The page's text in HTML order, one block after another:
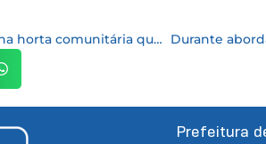
CREAS Caucaia do Alto ganha horta comunitária que será cultivada por menores assistidos
Prefeitura